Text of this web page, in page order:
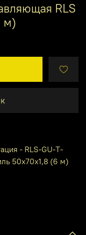
RLS
м)
- RLS-GU-T-
50x70x1,8 (6 м)